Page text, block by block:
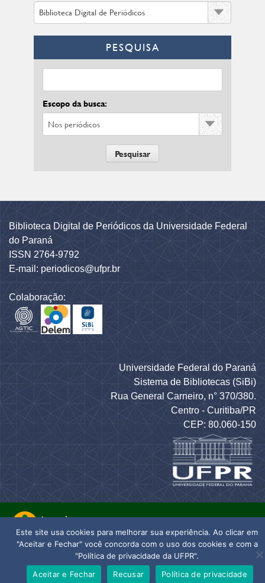
PESQUISA
Escopo da busca:
Biblioteca Digital de Periódicos da Universidade Federal
do Paraná
ISSN 2764-9792
E-mail: periodicos@ufpr.br
Colaboração:
Universidade Federal do Paraná
Sistema de Bibliotecas (SiBi)
Rua General Carneiro, n° 370/380.
Centro - Curitiba/PR
CEP: 80.060-150
Este site usa cookies para melhorar sua experiência. Ao clicar em
"Aceitar e Fechar" você concorda com o uso dos cookies e com a
"Política de privacidade da UFPR".
Aceitar e Fechar
Recusar Política de privacidade